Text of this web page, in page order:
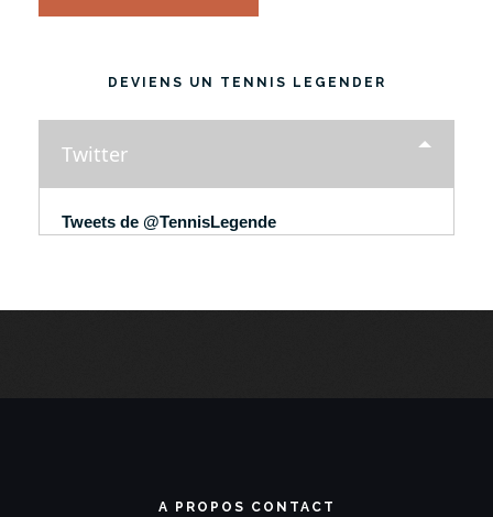
DEVIENS UN TENNIS LEGENDER
Twitter
Tweets de @TennisLegende
A PROPOS CONTACT